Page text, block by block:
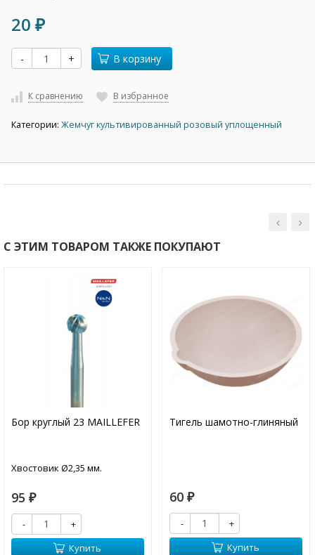
20 ₽
- + В корзину
К сравнению В избранное
Категории: Жемчуг культивированный розовый уплощенный
С ЭТИМ ТОВАРОМ ТАКЖЕ ПОКУПАЮТ
Бор круглый 23 MAILLEFER
Хвостовик Ø2,35 мм.
95 ₽
-
+
Купить
Тигель шамотно-глиняный
60 ₽
-
+
Купить